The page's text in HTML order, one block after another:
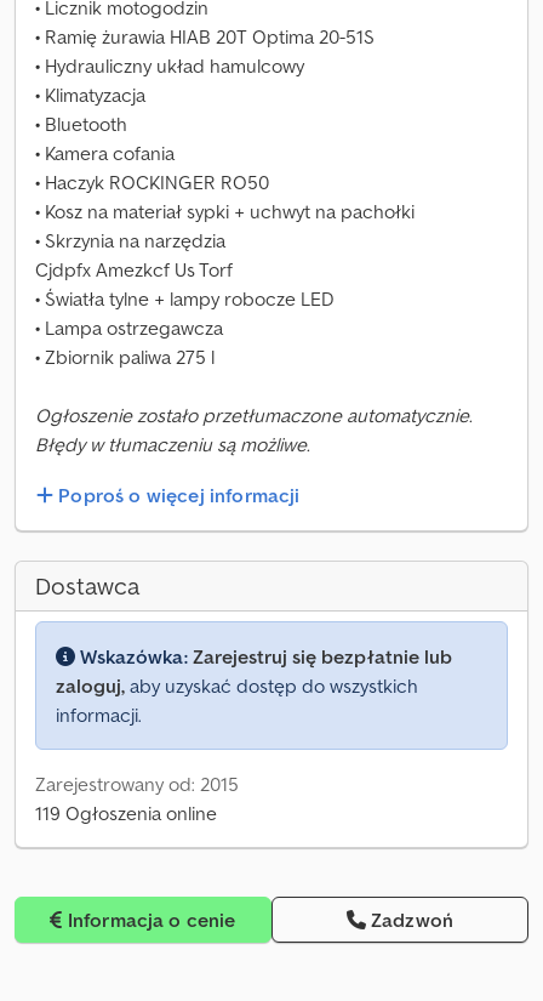
• Licznik motogodzin
• Ramię żurawia HIAB 20T Optima 20-51S
• Hydrauliczny układ hamulcowy
• Klimatyzacja
• Bluetooth
• Kamera cofania
• Haczyk ROCKINGER RO50
• Kosz na materiał sypki + uchwyt na pachołki
• Skrzynia na narzędzia
Cjdpfx Amezkcf Us Torf
• Światła tylne + lampy robocze LED
• Lampa ostrzegawcza
• Zbiornik paliwa 275 l
Ogłoszenie zostało przetłumaczone automatycznie.
Błędy w tłumaczeniu są możliwe.
Poproś o więcej informacji
Dostawca
Wskazówka: Zarejestruj się bezpłatnie lub
zaloguj, aby uzyskać dostęp do wszystkich
informacji.
Zarejestrowany od: 2015
119 Ogłoszenia online
Informacja o cenie Zadzwoń